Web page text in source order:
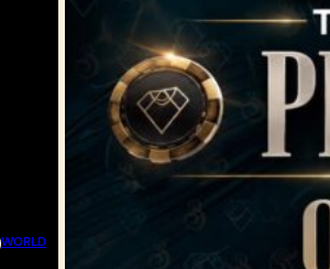
WORLD